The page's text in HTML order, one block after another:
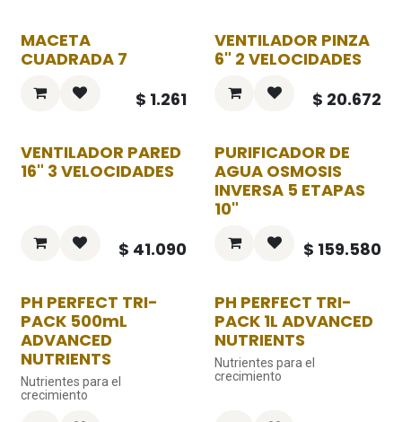
MACETA
CUADRADA 7
$ 1.261
VENTILADOR PINZA
6" 2 VELOCIDADES
$ 20.672
VENTILADOR PARED
16" 3 VELOCIDADES
$ 41.090
PURIFICADOR DE
AGUA OSMOSIS
INVERSA 5 ETAPAS
10"
$ 159.580
PH PERFECT TRI-
PACK 500mL
ADVANCED
NUTRIENTS
Nutrientes para el
crecimiento
PH PERFECT TRI-
PACK 1L ADVANCED
NUTRIENTS
Nutrientes para el
crecimiento